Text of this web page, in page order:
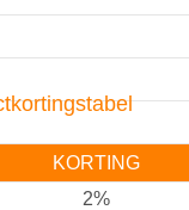
KORTING
2%